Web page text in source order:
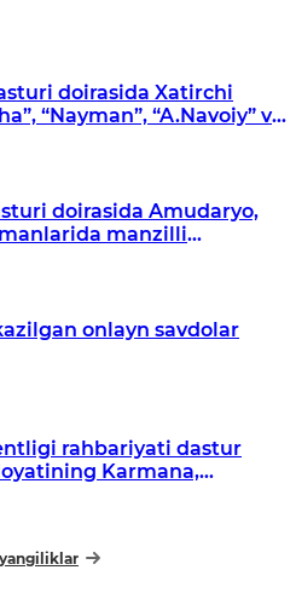
doirasida Xatirchi
“Nayman”, “A.Navoiy” va
doirasida Amudaryo,
manzilli
onlayn savdolar
rahbariyati dastur
Karmana,